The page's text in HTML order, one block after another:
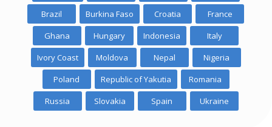
Brazil
Burkina Faso Croatia
France
Ghana
Hungary Indonesia
Italy
Ivory Coast
Moldova Nepal
Nigeria
Poland
Republic of Yakutia
Romania
Russia
Slovakia Spain Ukraine